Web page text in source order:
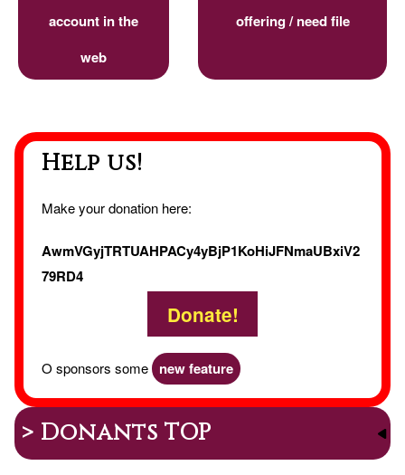
account in the
web
offering / need file
Help us!
Make your donation here:
AwmVGyjTRTUAHPACy4yBjP1KoHiJFNmaUBxiV2
79RD4
Donate!
O sponsors some new feature
> Donants TOP